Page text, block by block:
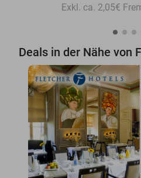
Exkl. ca. 2,05€
Deals in der Nähe von